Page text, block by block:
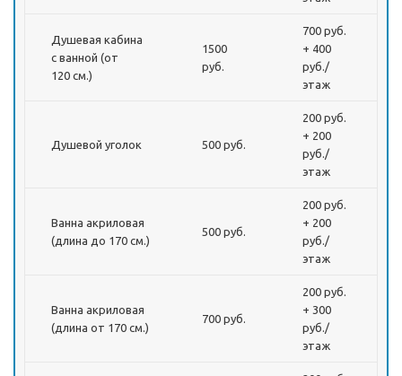
Душевая кабина
с ванной (от
120 см.)
1500
руб.
700 руб.
+ 400
руб./
этаж
Душевой уголок 500 руб.
200 руб.
+ 200
руб./
этаж
Ванна акриловая
(длина до 170 см.)
500 руб.
200 руб.
+ 200
руб./
этаж
Ванна акриловая
(длина от 170 см.)
700 руб.
200 руб.
+ 300
руб./
этаж